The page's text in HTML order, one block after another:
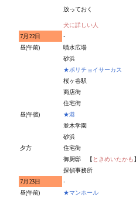
放っておく
犬に詳しい人
7月22日
-
昼(午前)
噴水広場
砂浜
★ポリチョイサーカス
桜ヶ谷駅
商店街
住宅街
昼(午後)
★港
並木学園
砂浜
夕方
住宅街
御厨邸 【 ときめいたかも】
探偵事務所
7月23日
-
昼(午前)
★マンホール